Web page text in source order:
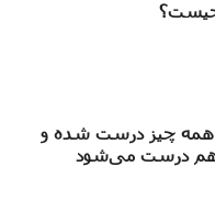
چیست؟
همه چیز درست شده و
هم درست می‌شود